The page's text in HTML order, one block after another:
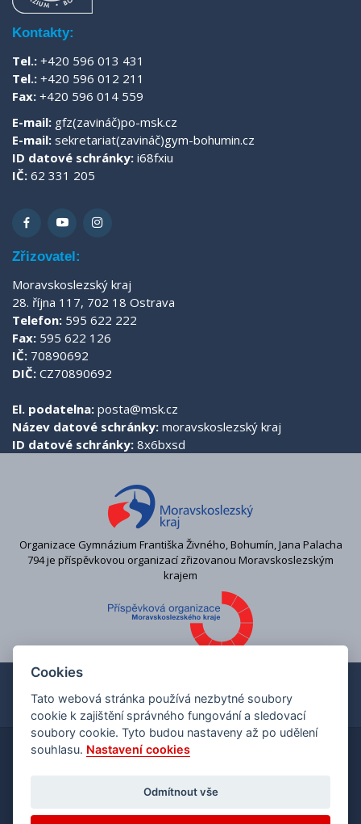
Kontakty:
Tel.: +420 596 013 431
Tel.: +420 596 012 211
Fax: +420 596 014 559
E-mail: gfz(zavináč)po-msk.cz
E-mail: sekretariat(zavináč)gym-bohumin.cz
ID datové schránky: i68fxiu
IČ: 62 331 205
Zřizovatel:
Moravskoslezský kraj
28. října 117, 702 18 Ostrava
Telefon: 595 622 222
Fax: 595 622 126
IČ: 70890692
DIČ: CZ70890692
El. podatelna: posta@msk.cz
Název datové schránky: moravskoslezský kraj
ID datové schránky: 8x6bxsd
Organizace Gymnázium Františka Živného, Bohumín, Jana Palacha
794 je příspěvkovou organizací zřizovanou Moravskoslezským
krajem
Bohumíně
Ochrana osobních údajů
Prohlášení přístupnosti
Cookies
Tato webová stránka používá nezbytné soubory
cookie k zajištění správného fungování a sledovací
soubory cookie. Tyto budou nastaveny až po udělení
souhlasu. Nastavení cookies
Odmítnout vše